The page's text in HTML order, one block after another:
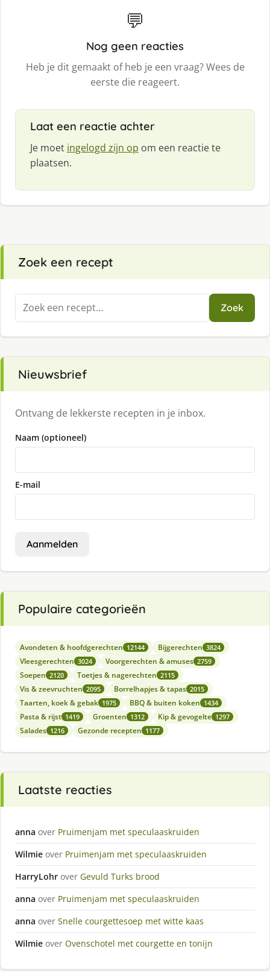
💬
Nog geen reacties
Heb je dit gemaakt of heb je een vraag? Wees de
eerste die reageert.
Laat een reactie achter
Je moet ingelogd zijn op om een reactie te
plaatsen.
Zoek een recept
Zoeken
naar:
Zoek
Nieuwsbrief
Ontvang de lekkerste recepten in je inbox.
Naam (optioneel)
E-mail
Aanmelden
Populaire categorieën
Avondeten & hoofdgerechten 12144 Bijgerechten 3824
Vleesgerechten 3024 Voorgerechten & amuses 2759
Soepen 2120 Toetjes & nagerechten 2115
Vis & zeevruchten 2095 Borrelhapjes & tapas 2015
Taarten, koek & gebak 1975 BBQ & buiten koken 1434
Pasta & rijst 1419 Groenten 1312 Kip & gevogelte 1297
Salades 1216 Gezonde recepten 1177
Laatste reacties
anna over Pruimenjam met speculaaskruiden
Wilmie over Pruimenjam met speculaaskruiden
HarryLohr over Gevuld Turks brood
anna over Pruimenjam met speculaaskruiden
anna over Snelle courgettesoep met witte kaas
Wilmie over Ovenschotel met courgette en tonijn